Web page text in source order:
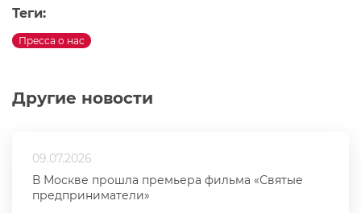
Другие новости
09.07.2026
В Москве прошла премьера фильма «Святые
предприниматели»
Теги:
Пресса о нас